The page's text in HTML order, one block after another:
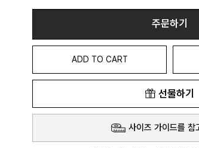
주문하기
ADD TO CART
선물하기
사이즈 가이드를 참